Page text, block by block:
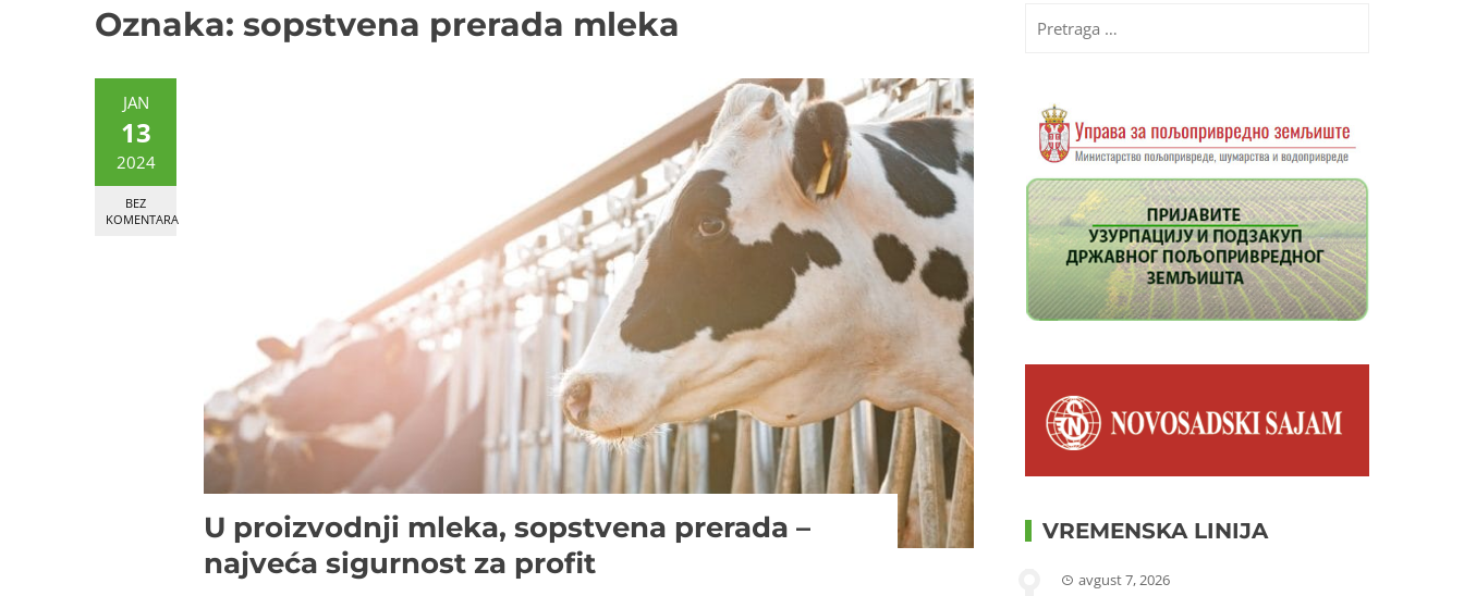
Oznaka: sopstvena prerada mleka
JAN
13
2024
BEZ
KOMENTARA
U proizvodnji mleka, sopstvena prerada –
najveća sigurnost za profit
za:
VREMENSKA LINIJA
avgust 7, 2026